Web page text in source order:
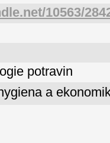
10563/
potravin
a